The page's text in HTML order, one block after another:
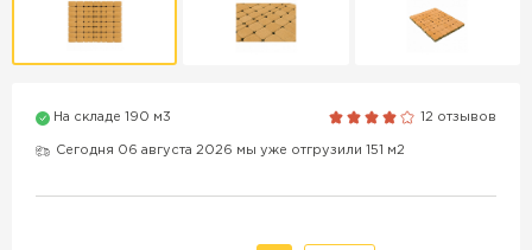
На складе 190 м3 12 отзывов
Сегодня 06 августа 2026 мы уже отгрузили 151 м2
ПОКАЗАТЬ БОЛЬШЕ
ВСЕ ПРОИЗВОДИТЕЛИ